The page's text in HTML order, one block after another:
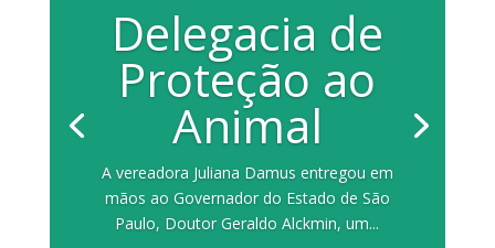
Delegacia de
Proteção ao
Animal
A vereadora Juliana Damus entregou em
mãos ao Governador do Estado de São
Paulo, Doutor Geraldo Alckmin, um...